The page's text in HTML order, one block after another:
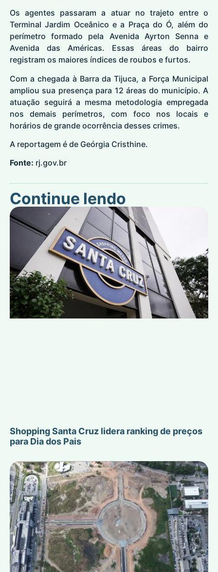
Os agentes passaram a atuar no trajeto entre o
Terminal Jardim Oceânico e a Praça do Ó, além do
perímetro formado pela Avenida Ayrton Senna e
Avenida das Américas. Essas áreas do bairro
registram os maiores índices de roubos e furtos.
Com a chegada à Barra da Tijuca, a Força Municipal
ampliou sua presença para 12 áreas do município. A
atuação seguirá a mesma metodologia empregada
nos demais perímetros, com foco nos locais e
horários de grande ocorrência desses crimes.
A reportagem é de Geórgia Cristhine.
Fonte: rj.gov.br
Continue lendo
Shopping Santa Cruz lidera ranking de preços
para Dia dos Pais